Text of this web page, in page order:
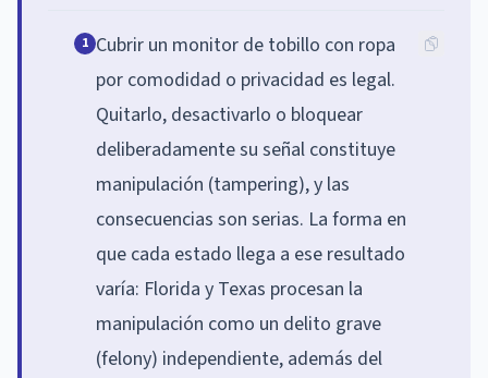
1 Cubrir un monitor de tobillo con ropa
por comodidad o privacidad es legal.
Quitarlo, desactivarlo o bloquear
deliberadamente su señal constituye
manipulación (tampering), y las
consecuencias son serias. La forma en
que cada estado llega a ese resultado
varía: Florida y Texas procesan la
manipulación como un delito grave
(felony) independiente, además del